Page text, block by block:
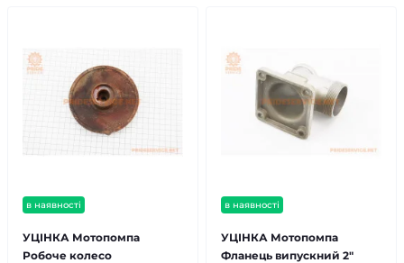
в наявності
УЦІНКА Мотопомпа
Робоче колесо
в наявності
УЦІНКА Мотопомпа
Фланець випускний 2"